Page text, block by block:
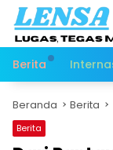
Langsung
konten
Berita
Beranda Berita
Berita